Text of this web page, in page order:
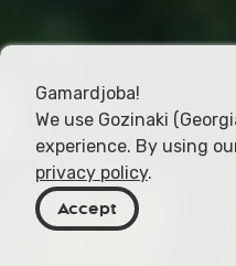
Gamardjoba!
We use Gozinaki
experience. By using
privacy policy.
Accept